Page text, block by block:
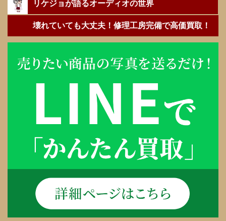
リケジョが語るオーディオの世界
壊れていても大丈夫！修理工房完備で高価買取！